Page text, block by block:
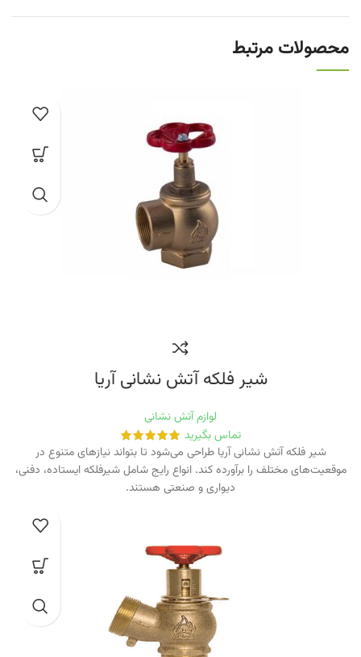
محصولات مرتبط
شیر فلکه آتش نشانی آریا
لوازم آتش نشانی
تماس بگیرید
شیر فلکه آتش نشانی آریا طراحی می‌شود تا بتواند نیازهای متنوع در
موقعیت‌های مختلف را برآورده کند. انواع رایج شامل شیرفلکه ایستاده، دفنی،
دیواری و صنعتی هستند.